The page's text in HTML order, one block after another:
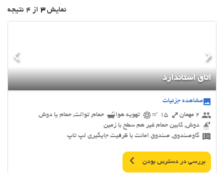
نمایش3 از 4 نتیجه
اتاق استاندارد
مشاهده جزئیات
2 مهمان
15 ㎡ تهویه هوا
حمام, توالت, حمام یا دوش
دوش, کابین حمام غیر هم سطح با زمین
گاوصندوق, صندوق امانت با ظرفیت جایگیری لپ تاپ
بررسی در دسترس بودن